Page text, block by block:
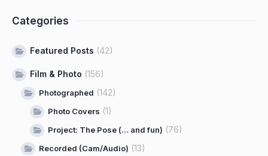
Categories
Featured Posts (42)
Film & Photo (156)
Photographed (142)
Photo Covers (1)
Project: The Pose (… and fun) (76)
Recorded (Cam/Audio) (13)